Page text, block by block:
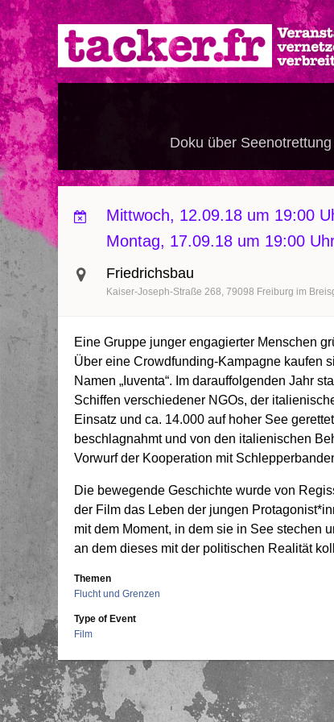
Direkt
zum
Inhalt
Doku über
Mittwoch, 12.09.18 um 19:00
Montag, 17.09.18 um 19:00
Friedrichsbau
Kaiser-Joseph-Straße 268 79098 Freiburg im
Eine Gruppe junger engagierter Menschen
Über eine Crowdfunding-Kampagne kaufen
Namen „Iuventa“. Im darauffolgenden Jahr
Schiffen verschiedener NGOs, der
Einsatz und ca. 14.000 auf hoher See
beschlagnahmt und von den italienischen
Vorwurf der Kooperation mit
Die bewegende Geschichte wurde von
der Film das Leben der jungen
mit dem Moment, in dem sie in See stechen
an dem dieses mit der politischen Realität
Themen
Flucht und Grenzen
Type of Event
Film